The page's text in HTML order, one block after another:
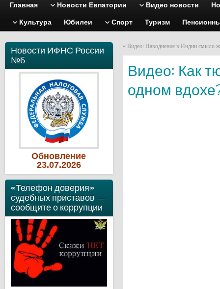
Главная Новости Евпатории Видео новости
Культура Юбилеи Спорт Туризм
Новости ИФНС России
№6
Обновление
23.07.2026
«Телефон доверия»
судебных приставов —
сообщите о коррупции
« Видео: Наводнение в Индии смыло
Видео: Как
одном